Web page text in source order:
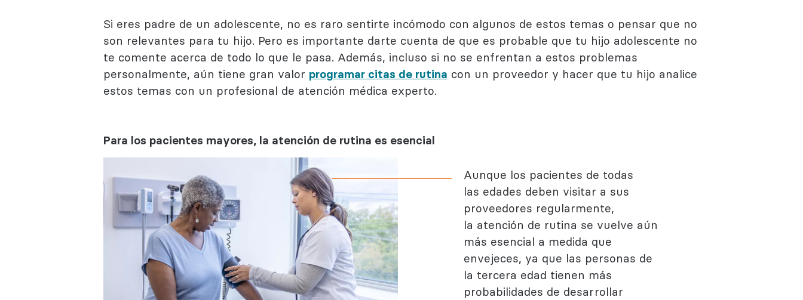
Si eres padre de un adolescente, no es raro sentirte incómodo con algunos de estos temas o pensar que no
son relevantes para tu hijo. Pero es importante darte cuenta de que es probable que tu hijo adolescente no
te comente acerca de todo lo que le pasa. Además, incluso si no se enfrentan a estos problemas
personalmente, aún tiene gran valor programar citas de rutina con un proveedor y hacer que tu hijo analice
estos temas con un profesional de atención médica experto.
Para los pacientes mayores, la atención de rutina es esencial
Aunque los pacientes de todas
las edades deben visitar a sus
proveedores regularmente,
la atención de rutina se vuelve aún
más esencial a medida que
envejeces, ya que las personas de
la tercera edad tienen más
probabilidades de desarrollar